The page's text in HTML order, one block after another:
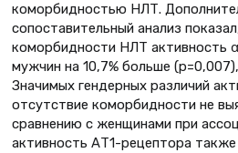
коморбидностью НЛТ.
сопоставительный анализ
коморбидности НЛТ активность
мужчин на 10,7% больше
Значимых гендерных различий
отсутствие коморбидности не
сравнению с женщинами при
активность АТ1-рецептора